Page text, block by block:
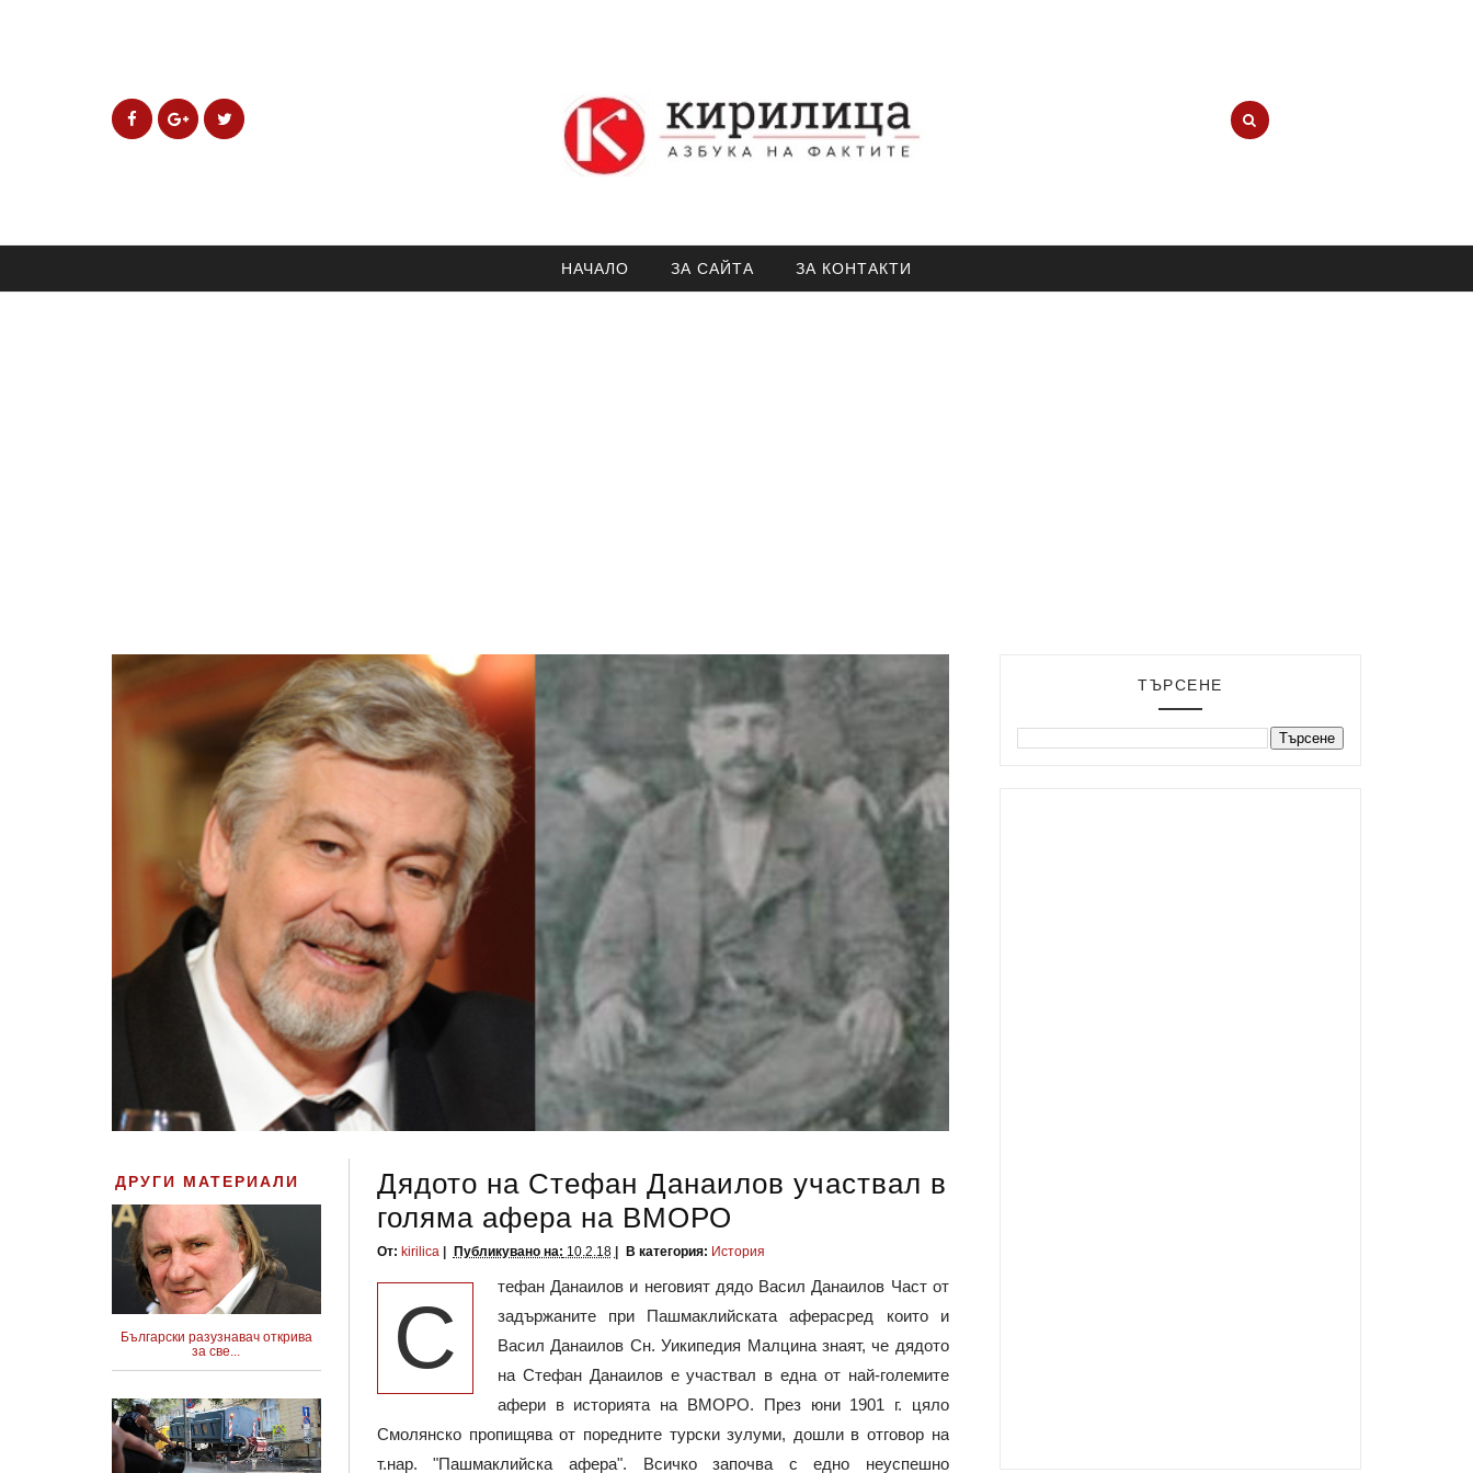
НАЧАЛО ЗА САЙТА ЗА КОНТАКТИ
ДРУГИ МАТЕРИАЛИ
Български разузнавач открива
за све...
Дядото на Стефан Данаилов участвал в
голяма афера на ВМОРО
От: kirilica Публикувано на: 10.2.18 В категория: История
С
тефан Данаилов и неговият дядо Васил Данаилов Част от
задържаните при Пашмаклийската аферасред които и
Васил Данаилов Сн. Уикипедия Малцина знаят, че дядото
на Стефан Данаилов е участвал в една от най-големите
афери в историята на ВМОРО. През юни 1901 г. цяло
Смолянско пропищява от поредните турски зулуми, дошли в отговор на
т.нар. "Пашмаклийска афера". Всичко започва с едно неуспешно
ТЪРСЕНЕ